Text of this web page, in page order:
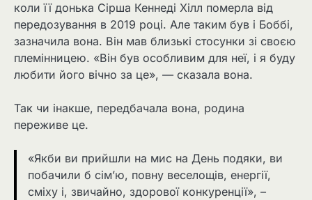
коли її донька Сірша Кеннеді Хілл померла від
передозування в 2019 році. Але таким був і Боббі,
зазначила вона. Він мав близькі стосунки зі своєю
племінницею. «Він був особливим для неї, і я буду
любити його вічно за це», — сказала вона.
Так чи інакше, передбачала вона, родина
переживе це.
«Якби ви прийшли на мис на День подяки, ви
побачили б сім’ю, повну веселощів, енергії,
сміху і, звичайно, здорової конкуренції», –